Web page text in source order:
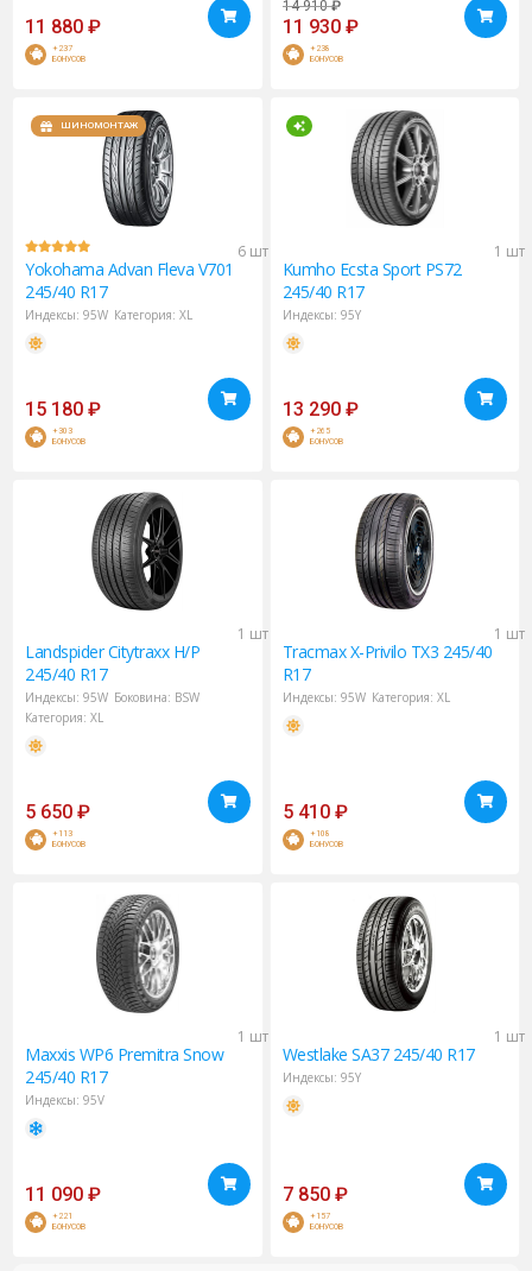
11 880 ₽
+237
БОНУСОВ
14 910 ₽
11 930 ₽
+238
БОНУСОВ
ШИНОМОНТАЖ
6 шт
Yokohama Advan Fleva V701
245/40 R17
Индексы: 95W Категория: XL
15 180 ₽
+303
БОНУСОВ
1 шт
Kumho Ecsta Sport PS72
245/40 R17
Индексы: 95Y
13 290 ₽
+265
БОНУСОВ
1 шт
LandspiderCitytraxx H/P
245/40 R17
Индексы: 95W Боковина: BSW
Категория: XL
5 650 ₽
+113
БОНУСОВ
1 шт
TracmaxX-Privilo TX3 245/40
R17
Индексы: 95W Категория: XL
5 410 ₽
+108
БОНУСОВ
1 шт
Maxxis WP6 Premitra Snow
245/40 R17
Индексы: 95V
11 090 ₽
+221
БОНУСОВ
1 шт
Westlake SA37 245/40 R17
Индексы: 95Y
7 850 ₽
+157
БОНУСОВ